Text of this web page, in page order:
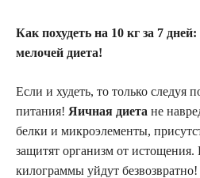
Как похудеть на 10 кг за 7
мелочей диета!
Если и худеть, то только следуя
питания! Яичная диета не
белки и микроэлементы,
защитят организм от
килограммы уйдут безвозвратно!